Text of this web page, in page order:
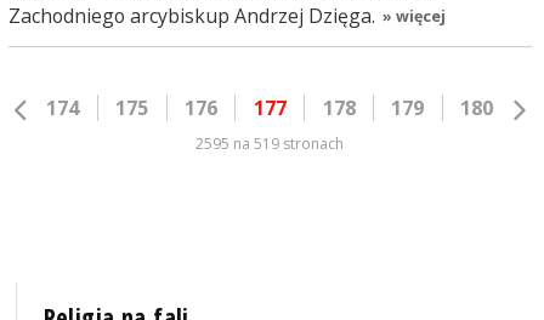
Zachodniego arcybiskup Andrzej Dzięga. » więcej
174 175 176 177 178 179 180
2595 na 519 stronach